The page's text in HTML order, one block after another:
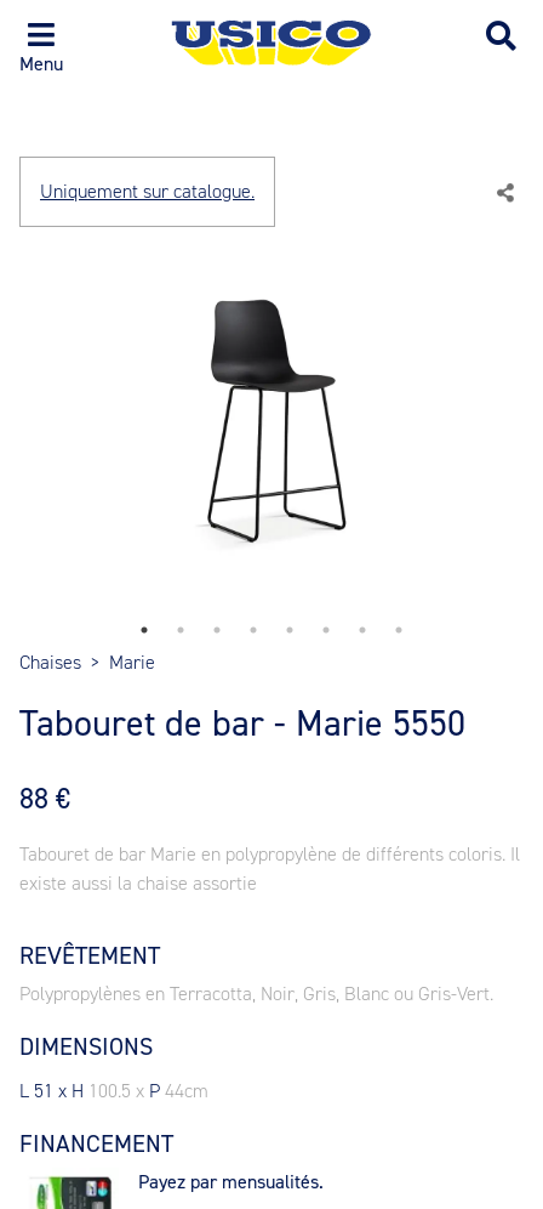
Menu
Uniquement sur catalogue.
Chaises > Marie
Tabouret de bar - Marie 5550
88 €
Tabouret de bar Marie en polypropylène de différents coloris. Il
existe aussi la chaise assortie
REVÊTEMENT
Polypropylènes en Terracotta, Noir, Gris, Blanc ou Gris-Vert.
DIMENSIONS
L 51 x H 100.5 x P44cm
FINANCEMENT
Payez par mensualités.